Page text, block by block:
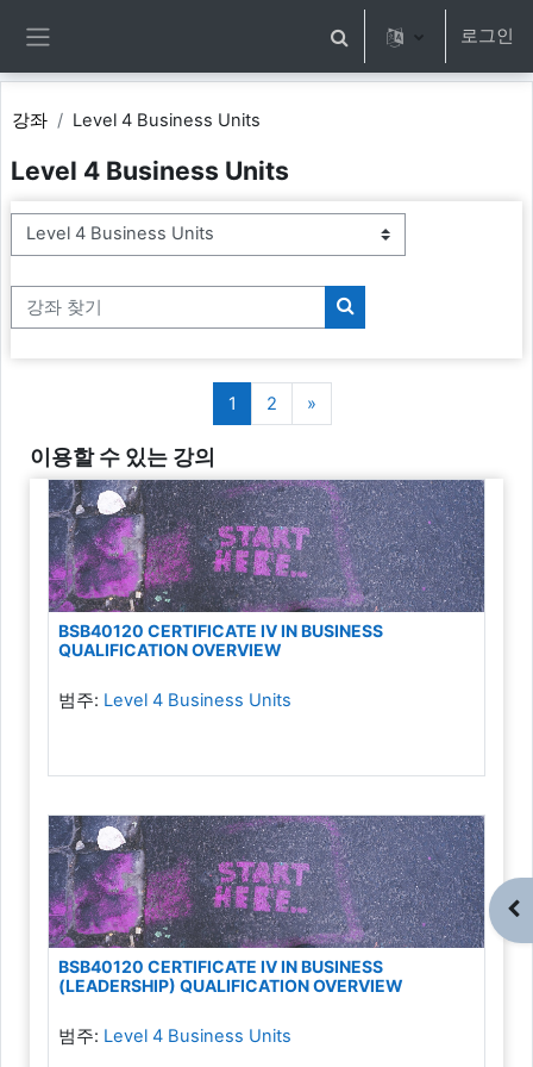
검색 입력 전환 로그인
블
강좌 Level 4 Business Units
Level 4 Business Units
강좌 범주
강좌 찾기
강좌 찾기
1 페이지 1
2 페이지 2
»
이용할 수 있는 강의
BSB40120 CERTIFICATE IV IN BUSINESS
QUALIFICATION OVERVIEW
범주: Level 4 Business Units
BSB40120 CERTIFICATE IV IN BUSINESS
(LEADERSHIP) QUALIFICATION OVERVIEW
범주: Level 4 Business Units